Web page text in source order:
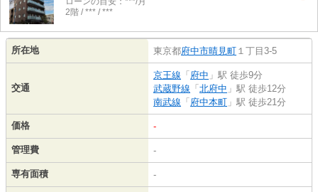
2階 / *** / ***
所在地 東京都府中市晴見町 １丁目3-5
交通
京王線 「 府中 」駅 徒歩9分
武蔵野線 「 北府中 」駅 徒歩12分
南武線 「 府中本町 」駅 徒歩21分
価格 -
管理費 -
専有面積 -